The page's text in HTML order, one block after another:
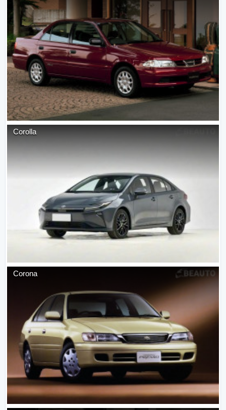
Corolla
Corona